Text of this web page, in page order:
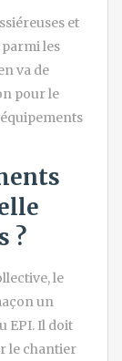
et
les
va de
pour le
?
le
un
EPI. Il doit
le chantier